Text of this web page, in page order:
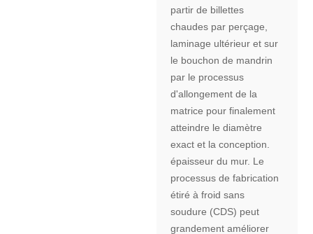
partir de billettes
chaudes par perçage,
laminage ultérieur et sur
le bouchon de mandrin
par le processus
d'allongement de la
matrice pour finalement
atteindre le diamètre
exact et la conception.
épaisseur du mur. Le
processus de fabrication
étiré à froid sans
soudure (CDS) peut
grandement améliorer